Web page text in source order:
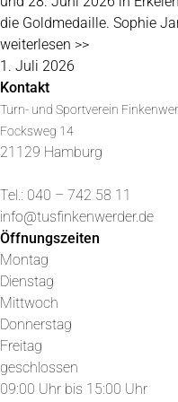
die Goldmedaille. Sophie
weiterlesen >>
1. Juli 2026
Kontakt
Turn- und Sportverein
Focksweg 14
21129 Hamburg
Tel.: 040 – 742 58 11
info@tusfinkenwerder.de
Öffnungszeiten
Montag
Dienstag
Mittwoch
Donnerstag
Freitag
geschlossen
09:00 Uhr bis 15:00 Uhr